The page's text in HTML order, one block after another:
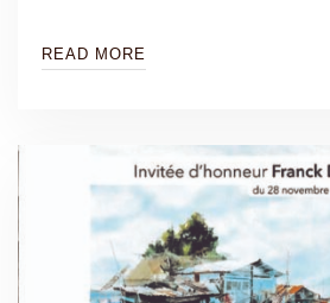
READ MORE